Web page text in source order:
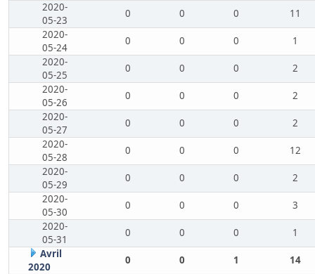
2020-
05-23
0 0 0
11
2020-
05-24
0 0 0
1
2020-
05-25
0 0 0
2
2020-
05-26
0 0 0
2
2020-
05-27
0 0 0
2
2020-
05-28
0 0 0
12
2020-
05-29
0 0 0
2
2020-
05-30
0 0 0
3
2020-
05-31
0 0 0
1
Avril
2020
0 0 1
14